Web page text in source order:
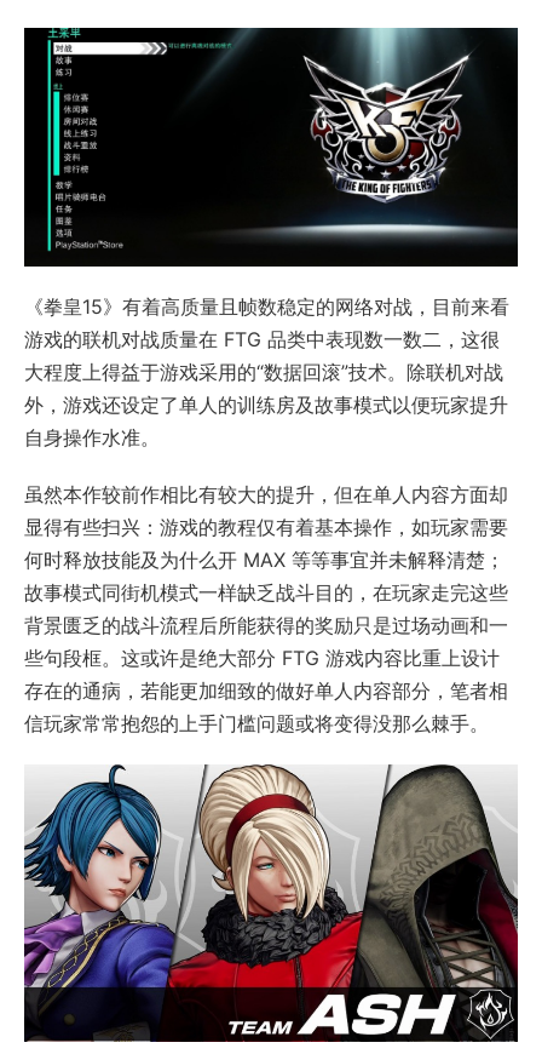
《拳皇15》有着高质量且帧数稳定的网络对战，目前来看
游戏的联机对战质量在 FTG 品类中表现数一数二，这很
大程度上得益于游戏采用的“数据回滚”技术。除联机对战
外，游戏还设定了单人的训练房及故事模式以便玩家提升
自身操作水准。
虽然本作较前作相比有较大的提升，但在单人内容方面却
显得有些扫兴：游戏的教程仅有着基本操作，如玩家需要
何时释放技能及为什么开 MAX 等等事宜并未解释清楚；
故事模式同街机模式一样缺乏战斗目的，在玩家走完这些
背景匮乏的战斗流程后所能获得的奖励只是过场动画和一
些句段框。这或许是绝大部分 FTG 游戏内容比重上设计
存在的通病，若能更加细致的做好单人内容部分，笔者相
信玩家常常抱怨的上手门槛问题或将变得没那么棘手。